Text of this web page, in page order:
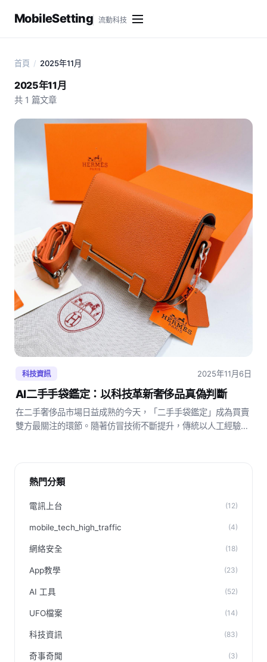
MobileSetting 流動科技
首頁 / 2025年11月
2025年11月
共 1 篇文章
科技資訊 2025年11月6日
AI二手手袋鑑定：以科技革新奢侈品真偽判斷
在二手奢侈品市場日益成熟的今天，「二手手袋鑑定」成為買賣
雙方最關注的環節。隨著仿冒技術不斷提升，傳統以人工經驗為
熱門分類
電訊上台 (12)
mobile_tech_high_traffic (4)
網絡安全 (18)
App教學 (23)
AI 工具 (52)
UFO檔案 (14)
科技資訊 (83)
奇事奇聞 (3)